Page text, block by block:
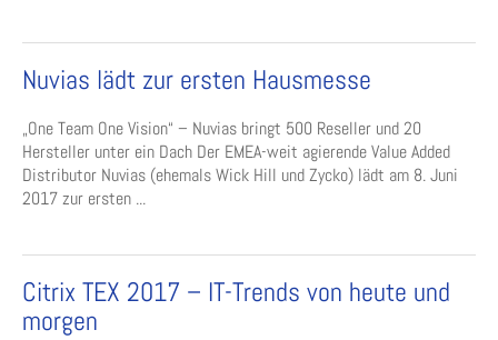
Nuvias lädt zur ersten Hausmesse
„One Team One Vision“ – Nuvias bringt 500 Reseller und 20
Hersteller unter ein Dach Der EMEA-weit agierende Value Added
Distributor Nuvias (ehemals Wick Hill und Zycko) lädt am 8. Juni
2017 zur ersten ...
Citrix TEX 2017 – IT-Trends von heute und
morgen